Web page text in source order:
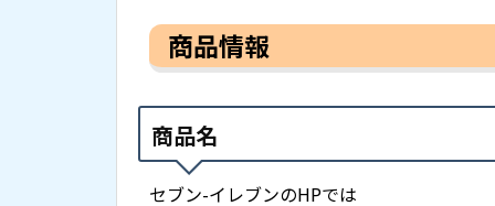
商品情報
商品名
セブン-イレブンのHPでは